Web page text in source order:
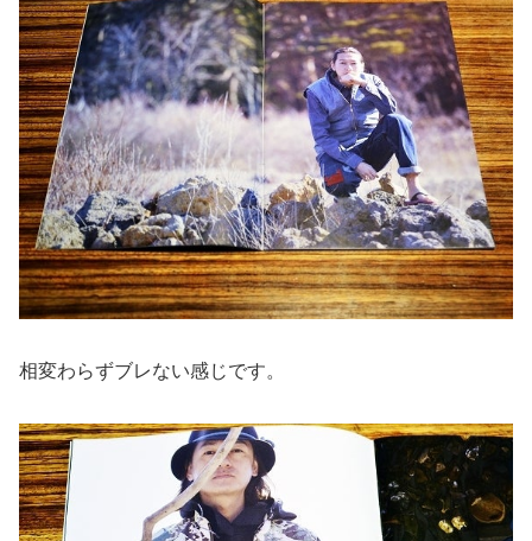
相変わらずブレない感じです。